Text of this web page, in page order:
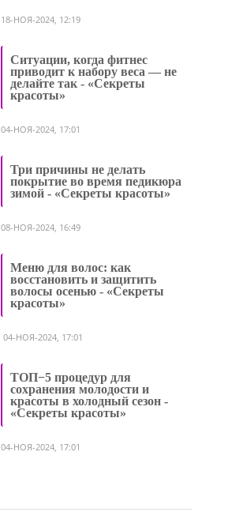
18-НОЯ-2024, 12:19
Ситуации, когда фитнес
приводит к набору веса — не
делайте так - «Секреты
красоты»
04-НОЯ-2024, 17:01
Три причины не делать
покрытие во время педикюра
зимой - «Секреты красоты»
08-НОЯ-2024, 16:49
Меню для волос: как
восстановить и защитить
волосы осенью - «Секреты
красоты»
04-НОЯ-2024, 17:01
ТОП−5 процедур для
сохранения молодости и
красоты в холодный сезон -
«Секреты красоты»
04-НОЯ-2024, 17:01